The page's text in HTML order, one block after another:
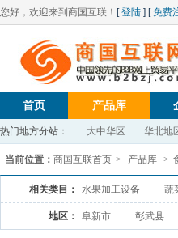
您好，欢迎来到商国互联！ [登陆 ] [免费
首页 产品库
热门地方分站： 大中华区 华北地
当前位置： 商国互联首页 > 产品库 >
相关类目： 水果加工设备 蔬
地区： 阜新市 彰武县